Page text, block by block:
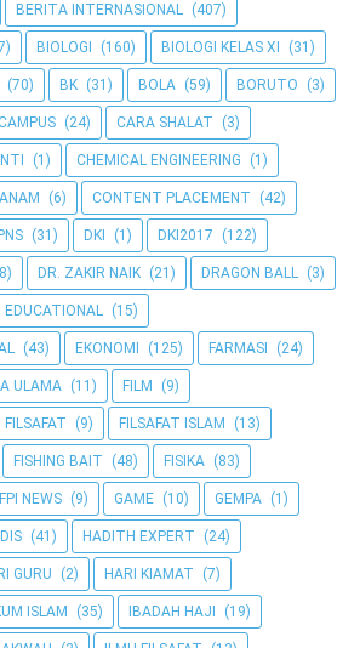
BERITA INTERNASIONAL (407)
BIOLOGI (160) BIOLOGI KELAS XI (31)
(70) BK (31) BOLA (59) BORUTO (3)
CAMPUS (24) CARA SHALAT (3)
(1) CHEMICAL ENGINEERING (1)
(6) CONTENT PLACEMENT (42)
(31) DKI (1) DKI2017 (122)
DR. ZAKIR NAIK (21) DRAGON BALL (3)
EDUCATIONAL (15)
(43) EKONOMI (125) FARMASI (24)
ULAMA (11) FILM (9)
FILSAFAT (9) FILSAFAT ISLAM (13)
FISHING BAIT (48) FISIKA (83)
FPI NEWS (9) GAME (10) GEMPA (1)
(41) HADITH EXPERT (24)
GURU (2) HARI KIAMAT (7)
ISLAM (35) IBADAH HAJI (19)